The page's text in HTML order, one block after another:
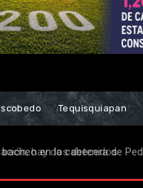
Tequisquiapan
hay dos detenidos